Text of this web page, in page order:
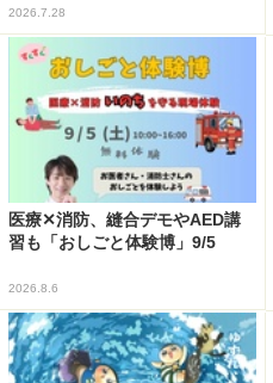
2026.7.28
医療✕消防、縫合デモやAED講
習も「おしごと体験博」9/5
2026.8.6